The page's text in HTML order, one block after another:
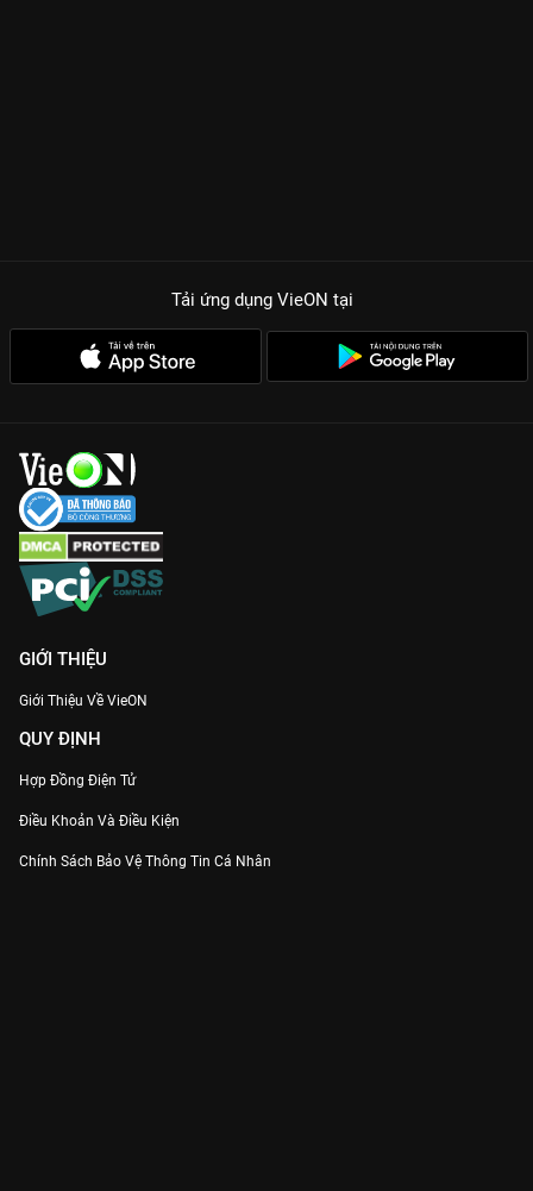
Tải ứng dụng VieON tại
GIỚI THIỆU
Giới Thiệu Về VieON
QUY ĐỊNH
Hợp Đồng Điện Tử
Điều Khoản Và Điều Kiện
Chính Sách Bảo Vệ Thông Tin Cá Nhân